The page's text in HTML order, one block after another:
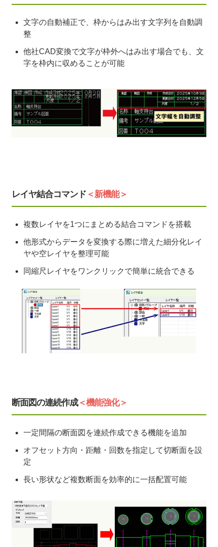
文字の自動補正で、枠からはみ出す文字列を自動調
整
他社CAD変換で文字が枠外へはみ出す場合でも、文
字を枠内に収めることが可能
レイヤ結合コマンド ＜新機能＞
複数レイヤを1つにまとめる結合コマンドを搭載
他形式からデータを変換する際に増えた細分化レイ
ヤや空レイヤを整理可能
同縮尺レイヤをワンクリックで簡単に統合できる
断面図の連続作成＜機能強化＞
一定間隔の断面図を連続作成できる機能を追加
オフセット方向・距離・回数を指定して切断面を設
定
長い形状など複数断面を効率的に一括配置可能